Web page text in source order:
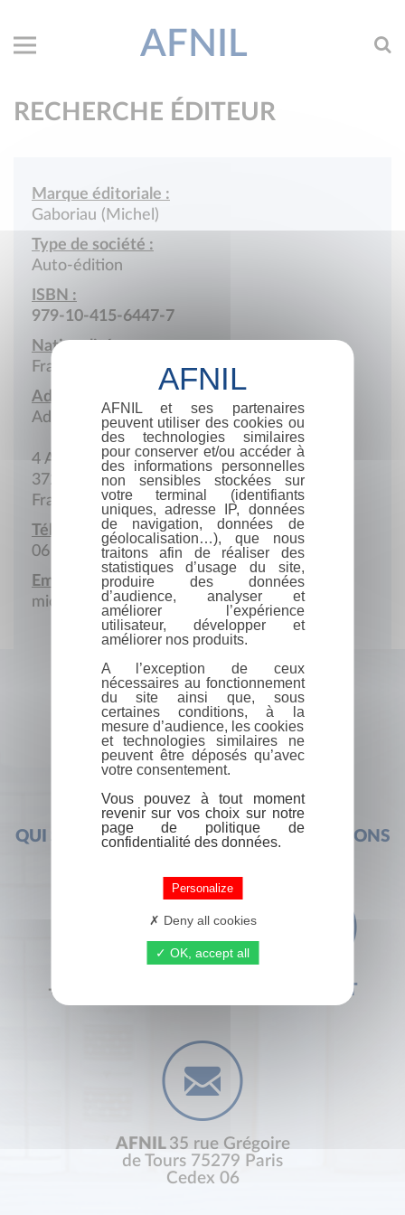
AFNIL
RECHERCHE ÉDITEUR
Marque éditoriale :
Gaboriau (Michel)
Type de société :
Auto-édition
ISBN :
979-10-415-6447-7
Nationalité :
France
Adresse :
Adresse postale
4 Allée Frédéric-Dard
37250 Sorigny
France
Téléphone portable :
06 43 47 97 64
Email :
michel.gaboriau7@orange.fr
QUI SOMMES-NOUS ? FOIRE AUX QUESTIONS
+33 (0) 1 44 41 29 19 CONTACT
AFNIL 35 rue Grégoire
de Tours 75279 Paris
Cedex 06
AFNIL et ses partenaires
peuvent utiliser des cookies ou
des technologies similaires
pour conserver et/ou accéder à
des informations personnelles
non sensibles stockées sur
votre terminal (identifiants
uniques, adresse IP, données
de navigation, données de
géolocalisation…), que nous
traitons afin de réaliser des
statistiques d’usage du site,
produire des données
d’audience, analyser et
améliorer l’expérience
utilisateur, développer et
améliorer nos produits.
A l’exception de ceux
nécessaires au fonctionnement
du site ainsi que, sous
certaines conditions, à la
mesure d’audience, les cookies
et technologies similaires ne
peuvent être déposés qu’avec
votre consentement.
Vous pouvez à tout moment
revenir sur vos choix sur notre
page de politique de
confidentialité des données.
Personalize
Deny all cookies
OK, accept all